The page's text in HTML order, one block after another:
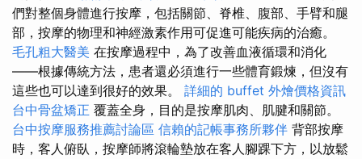
們對整個身體進行按摩，包括關節、脊椎、腹部、手臂和腿
部，按摩的物理和神經激素作用可促進可能疾病的治癒。
毛孔粗大醫美 在按摩過程中，為了改善血液循環和消化
——根據傳統方法，患者還必須進行一些體育鍛煉，但沒有
這些也可以達到很好的效果。 詳細的 buffet 外燴價格資訊
台中骨盆矯正 覆蓋全身，目的是按摩肌肉、肌腱和關節。
台中按摩服務推薦討論區 信賴的記帳事務所夥伴 背部按摩
時，客人俯臥，按摩師將滾輪墊放在客人腳踝下方，以放鬆